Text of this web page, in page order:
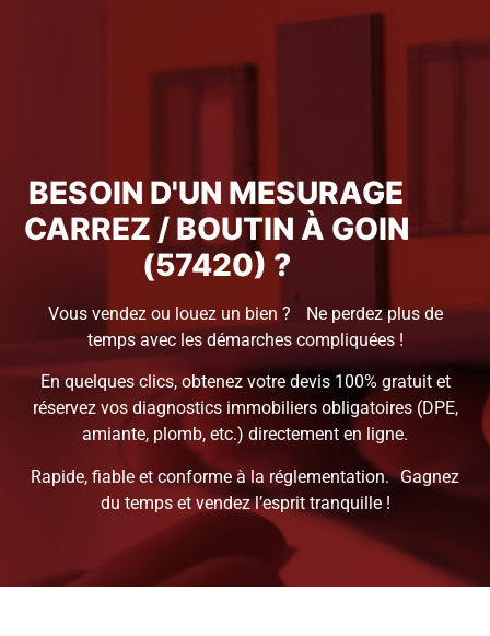
BESOIN D'UN MESURAGE
CARREZ / BOUTIN À GOIN
(57420) ?
Vous vendez ou louez un bien ? Ne perdez plus de
temps avec les démarches compliquées !
En quelques clics, obtenez votre devis 100% gratuit et
réservez vos diagnostics immobiliers obligatoires (DPE,
amiante, plomb, etc.) directement en ligne.
Rapide, fiable et conforme à la réglementation. Gagnez
du temps et vendez l’esprit tranquille !